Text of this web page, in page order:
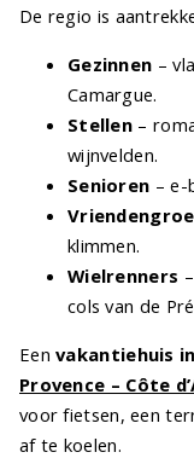
De regio is
Gezinnen –
Camargue.
Stellen –
wijnvelden.
Senioren –
klimmen.
Wielrenners
cols van de
Eenvakantiehuis
Provence – Côte
voor fietsen, een
af te koelen.